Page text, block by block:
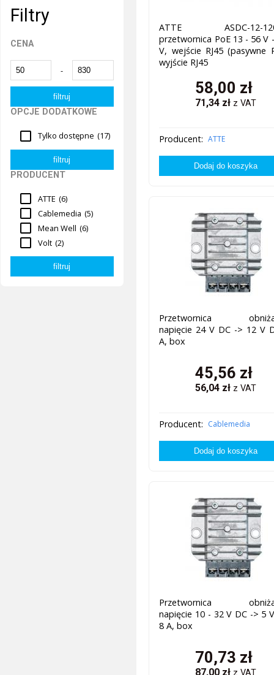
Filtry
CENA
-
OPCJE DODATKOWE
Tylko dostępne (17)
PRODUCENT
ATTE (6)
Cablemedia (5)
Mean Well (6)
Volt (2)
ATTE ASDC-12-
przetwornica PoE 13 - 56 V
V, wejście RJ45 (pasywne
wyjście RJ45
58,00 zł
71,34 zł z VAT
Producent: ATTE
Przetwornica
napięcie 24 V DC -> 12 V
A, box
45,56 zł
56,04 zł z VAT
Producent: Cablemedia
Przetwornica
napięcie 10 - 32 V DC -> 5
8 A, box
70,73 zł
87,00 zł